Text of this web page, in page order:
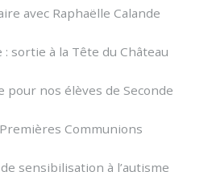
avec Raphaëlle Calande
sortie à la Tête du Château
pour nos élèves de Seconde
Communions
sensibilisation à l’autisme